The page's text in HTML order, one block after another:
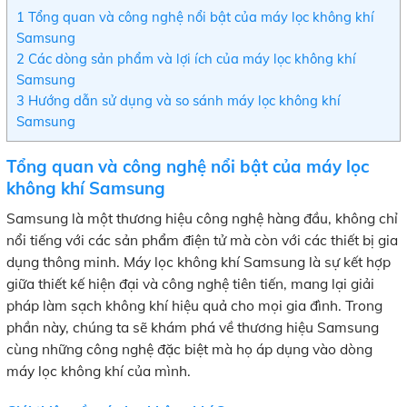
1 Tổng quan và công nghệ nổi bật của máy lọc không khí
Samsung
2 Các dòng sản phẩm và lợi ích của máy lọc không khí
Samsung
3 Hướng dẫn sử dụng và so sánh máy lọc không khí
Samsung
Tổng quan và công nghệ nổi bật của máy lọc
không khí Samsung
Samsung là một thương hiệu công nghệ hàng đầu, không chỉ
nổi tiếng với các sản phẩm điện tử mà còn với các thiết bị gia
dụng thông minh. Máy lọc không khí Samsung là sự kết hợp
giữa thiết kế hiện đại và công nghệ tiên tiến, mang lại giải
pháp làm sạch không khí hiệu quả cho mọi gia đình. Trong
phần này, chúng ta sẽ khám phá về thương hiệu Samsung
cùng những công nghệ đặc biệt mà họ áp dụng vào dòng
máy lọc không khí của mình.